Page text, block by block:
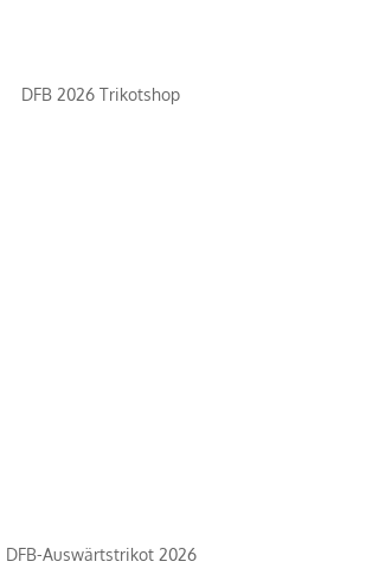
DFB 2026 Trikotshop
DFB-Auswärtstrikot 2026